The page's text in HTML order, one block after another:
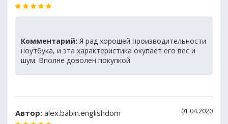
Комментарий: Я рад хорошей производительности
ноутбука, и эта характеристика окупает его вес и
шум. Вполне доволен покупкой
Автор: alex.babin.englishdom 01.04.2020